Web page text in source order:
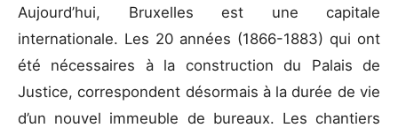
Aujourd’hui, Bruxelles est une capitale
internationale. Les 20 années (1866-1883) qui ont
été nécessaires à la construction du Palais de
Justice, correspondent désormais à la durée de vie
d’un nouvel immeuble de bureaux. Les chantiers